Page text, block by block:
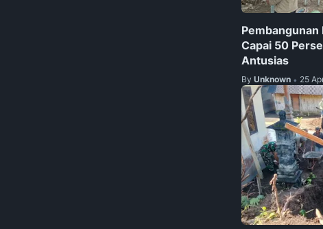
Pembangunan
Capai 50
Antusias
By Unknown • 25